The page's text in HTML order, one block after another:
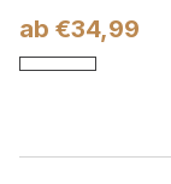
ab €34,99
ansprechend
Werbetreibende